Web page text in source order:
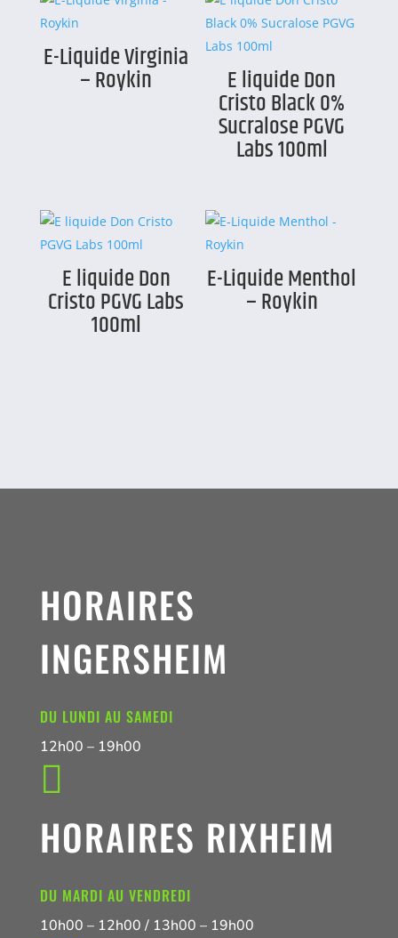
E-Liquide Virginia
– Roykin E liquide Don
Cristo Black 0%
Sucralose PGVG
Labs 100ml
E liquide Don
Cristo PGVG Labs
100ml
E-Liquide Menthol
– Roykin
HORAIRES
INGERSHEIM
DU LUNDI AU SAMEDI
12h00 – 19h00

HORAIRES RIXHEIM
DU MARDI AU VENDREDI
10h00 – 12h00 / 13h00 – 19h00